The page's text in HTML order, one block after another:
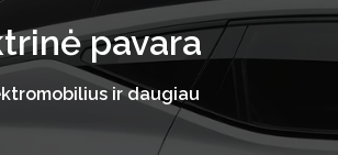
pavara
ir daugiau